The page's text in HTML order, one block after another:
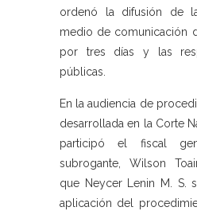
ordenó la difusión de
medio de comunicación
por tres días y las
públicas.
En la audiencia de
desarrollada en la Corte
participó el fiscal
subrogante, Wilson
que Neycer Lenin M. S.
aplicación del